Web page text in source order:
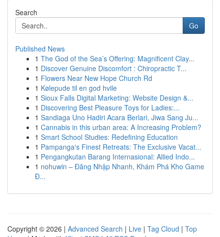
Search
Go
Published News
1 The God of the Sea’s Offering: Magnificent Clay...
1 Discover Genuine Discomfort : Chiropractic T...
1 Flowers Near New Hope Church Rd
1 Kølepude til en god hvile
1 Sioux Falls Digital Marketing: Website Design &...
1 Discovering Best Pleasure Toys for Ladies:...
1 Sandiaga Uno Hadiri Acara Berlari, Jiwa Sang Ju...
1 Cannabis in this urban area: A Increasing Problem?
1 Smart School Studies: Redefining Education
1 Pampanga's Finest Retreats: The Exclusive Vacat...
1 Pengangkutan Barang Internasional: Allied Indo...
1 nohuwin – Đăng Nhập Nhanh, Khám Phá Kho Game
Đ...
Copyright © 2026 | Advanced Search | Live | Tag Cloud | Top